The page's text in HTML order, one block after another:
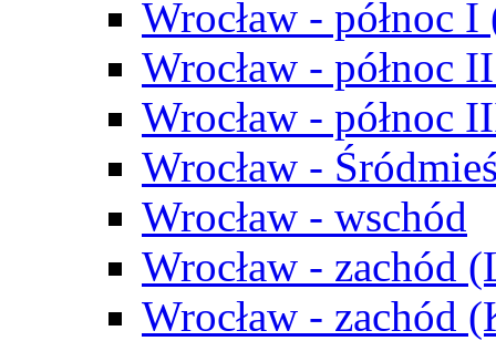
Wrocław - północ
Wrocław - północ
Wrocław - północ
Wrocław -
Wrocław - wschód
Wrocław - zachód
Wrocław - zachód